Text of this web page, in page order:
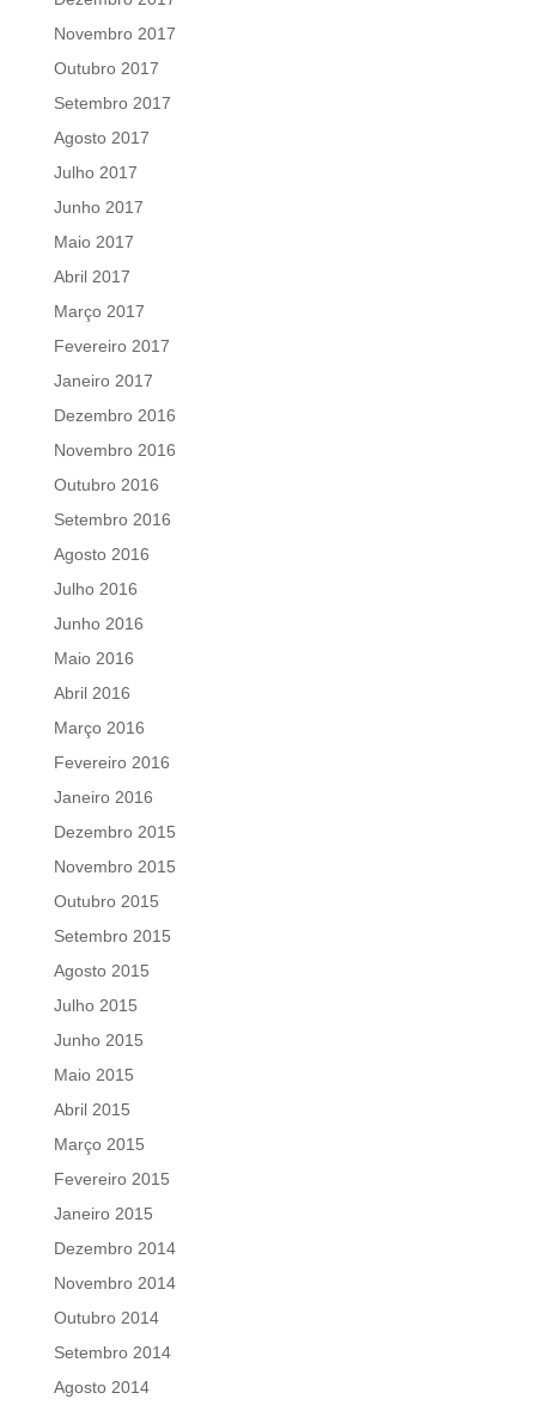
Novembro 2017
Outubro 2017
Setembro 2017
Agosto 2017
Julho 2017
Junho 2017
Maio 2017
Abril 2017
Março 2017
Fevereiro 2017
Janeiro 2017
Dezembro 2016
Novembro 2016
Outubro 2016
Setembro 2016
Agosto 2016
Julho 2016
Junho 2016
Maio 2016
Abril 2016
Março 2016
Fevereiro 2016
Janeiro 2016
Dezembro 2015
Novembro 2015
Outubro 2015
Setembro 2015
Agosto 2015
Julho 2015
Junho 2015
Maio 2015
Abril 2015
Março 2015
Fevereiro 2015
Janeiro 2015
Dezembro 2014
Novembro 2014
Outubro 2014
Setembro 2014
Agosto 2014